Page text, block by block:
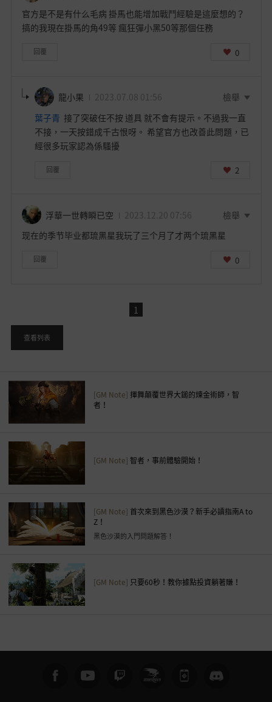
官方是不是有什么毛病 掛馬也能增加戰鬥經驗是這麼想的？
搞的我現在掛馬的角49等 瘋狂彈小黑50等那個任務
回覆 0
龍小果 2023.07.08 01:56
檢舉
葉子青 接了突破任不按 道具 就不會有提示。不過我一直
不接，一天按錯成千古恨呀。 希望官方也改善此問題，已
經很多玩家認為係騷擾
回覆 2
浮華一世轉瞬已空 2023.12.20 07:56
檢舉
现在的季节毕业都琉黑星我玩了三个月了才两个琉黑星
回覆 0
1
查看列表
[GM Note] 揮舞顛覆世界大鎚的煉金術師，智
者！
[GM Note] 智者，事前體驗開始！
[GM Note] 首次來到黑色沙漠？新手必讀指南A to
Z！
黑色沙漠的入門問題解答！
[GM Note] 只要60秒！教你據點投資躺著賺！